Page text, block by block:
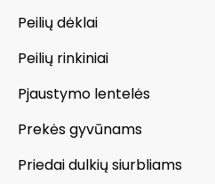
Peilių dėklai
Peilių rinkiniai
Pjaustymo lentelės
Prekės gyvūnams
Priedai dulkių siurbliams